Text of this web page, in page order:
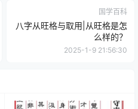
国学百科
八字从旺格与取用|从旺格是怎
么样的？
2025-1-9 21:56:30